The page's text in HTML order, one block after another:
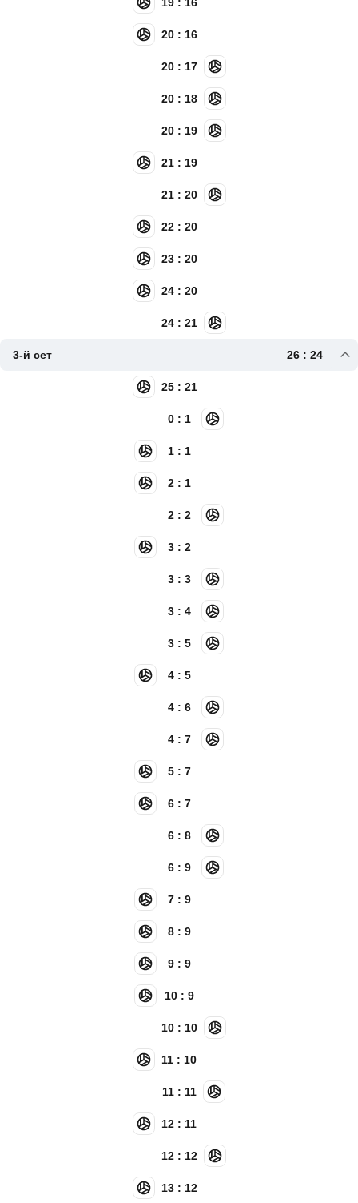
20 : 16
20 : 17
20 : 18
20 : 19
21 : 19
21 : 20
22 : 20
23 : 20
24 : 20
24 : 21
3-й сет 26 : 24
25 : 21
0 : 1
1 : 1
2 : 1
2 : 2
3 : 2
3 : 3
3 : 4
3 : 5
4 : 5
4 : 6
4 : 7
5 : 7
6 : 7
6 : 8
6 : 9
7 : 9
8 : 9
9 : 9
10 : 9
10 : 10
11 : 10
11 : 11
12 : 11
12 : 12
13 : 12